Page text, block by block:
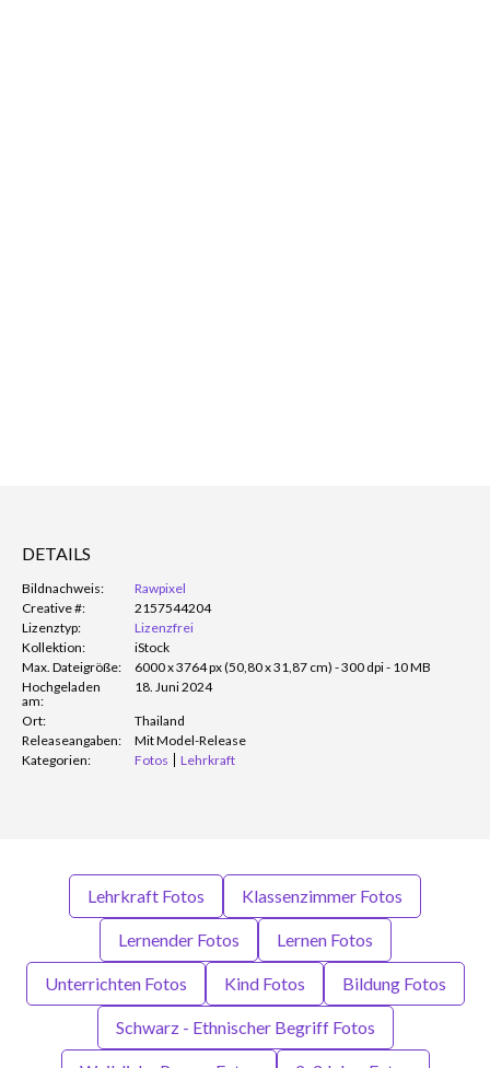
DETAILS
Bildnachweis:
Rawpixel
Creative #:
2157544204
Lizenztyp:
Lizenzfrei
Kollektion:
iStock
Max. Dateigröße:
6000 x 3764 px (50,80 x 31,87 cm) - 300 dpi - 10 MB
Hochgeladen
am:
18. Juni 2024
Ort:
Thailand
Releaseangaben:
Mit Model-Release
Kategorien:
Fotos Lehrkraft
Lehrkraft Fotos Klassenzimmer Fotos
Lernender Fotos Lernen Fotos
Unterrichten Fotos Kind Fotos Bildung Fotos
Schwarz - Ethnischer Begriff Fotos